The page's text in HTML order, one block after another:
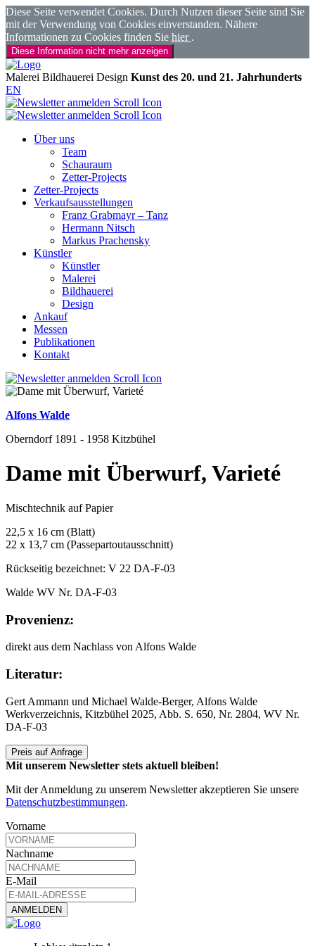
Diese Seite verwendet Cookies. Durch Nutzen dieser Seite sind Sie
mit der Verwendung von Cookies einverstanden. Nähere
Informationen zu Cookies finden Sie hier .
Diese Information nicht mehr anzeigen
Malerei Bildhauerei Design Kunst des 20. und 21. Jahrhunderts
EN
Über uns
Team
Schauraum
Zetter-Projects
Zetter-Projects
Verkaufsausstellungen
Franz Grabmayr – Tanz
Hermann Nitsch
Markus Prachensky
Künstler
Künstler
Malerei
Bildhauerei
Design
Ankauf
Messen
Publikationen
Kontakt
Alfons Walde
Oberndorf 1891 - 1958 Kitzbühel
Dame mit Überwurf, Varieté
Mischtechnik auf Papier
22,5 x 16 cm (Blatt)
22 x 13,7 cm (Passepartoutausschnitt)
Rückseitig bezeichnet: V 22 DA-F-03
Walde WV Nr. DA-F-03
Provenienz:
direkt aus dem Nachlass von Alfons Walde
Literatur:
Gert Ammann und Michael Walde-Berger, Alfons Walde
Werkverzeichnis, Kitzbühel 2025, Abb. S. 650, Nr. 2804, WV Nr.
DA-F-03
Preis auf Anfrage
Mit unserem Newsletter stets aktuell bleiben!
Mit der Anmeldung zu unserem Newsletter akzeptieren Sie unsere
Datenschutzbestimmungen.
Vorname
Nachname
E-Mail